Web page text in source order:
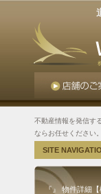
不動産情報を発信す
ならお任せください。
SITE
『』 物件詳細